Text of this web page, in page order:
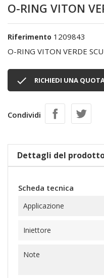
O-RING VITON
Riferimento 1209843
O-RING VITON VERDE
 RICHIEDI UNA
Condividi
Dettagli del
Scheda tecnica
Applicazione
Iniettore
Note